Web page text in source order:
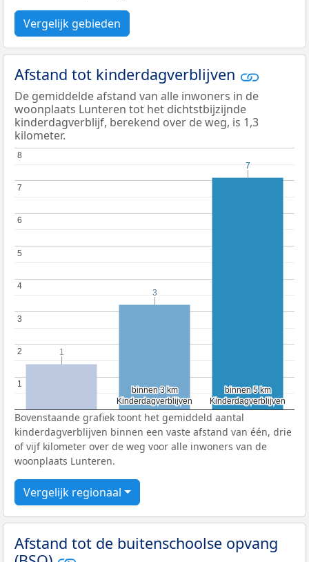
Vergelijk gebieden
Afstand tot kinderdagverblijven
De gemiddelde afstand van alle inwoners in de
woonplaats Lunteren tot het dichtstbijzijnde
kinderdagverblijf, berekend over de weg, is 1,3
kilometer.
Kinderdagverblijven
Kinderdagverblijven
binnen 3 km
binnen 3 km
Kinderdagverblijven
Kinderdagverblijven
binnen 5 km
binnen 5 km
1
1
2
2
3
3
4
4
5
5
6
6
7
7
8
8
1
1
3
3
7
7
Bovenstaande grafiek toont het gemiddeld aantal
kinderdagverblijven binnen een vaste afstand van één, drie
of vijf kilometer over de weg voor alle inwoners van de
woonplaats Lunteren.
Vergelijk regionaal
Afstand tot de buitenschoolse opvang